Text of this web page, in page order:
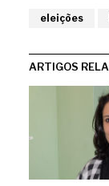
eleições
ARTIGOS